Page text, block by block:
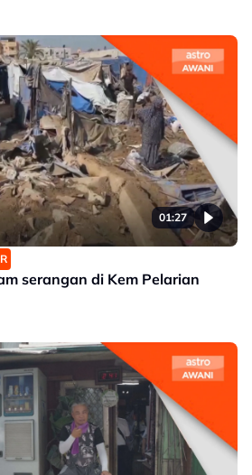
01:27
serangan di Kem Pelarian